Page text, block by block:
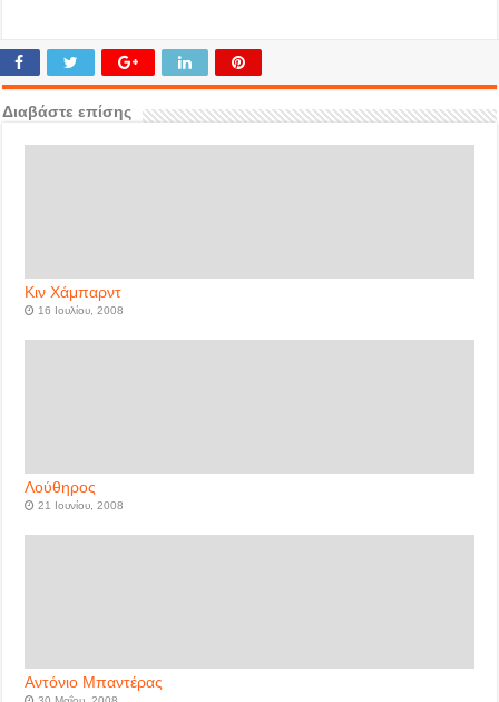
Διαβάστε επίσης
Κιν Χάμπαρντ
16 Ιουλίου, 2008
Λούθηρος
21 Ιουνίου, 2008
Αντόνιο Μπαντέρας